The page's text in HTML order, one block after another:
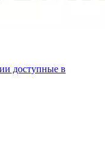
доступные в